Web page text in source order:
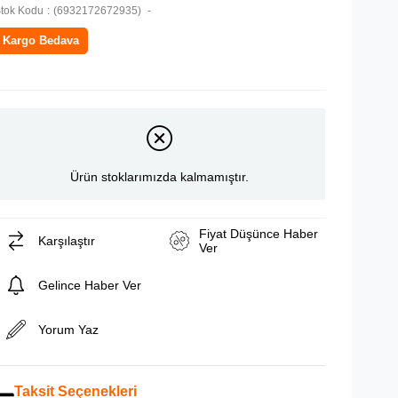
Kodu (6932172672935)
Kargo Bedava
Ürün stoklarımızda kalmamıştır.
Karşılaştır
Fiyat Düşünce Haber
Ver
Gelince Haber Ver
Yorum Yaz
Taksit Seçenekleri